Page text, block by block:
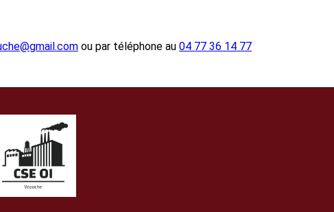
ou par téléphone au 04 77 36 14 77